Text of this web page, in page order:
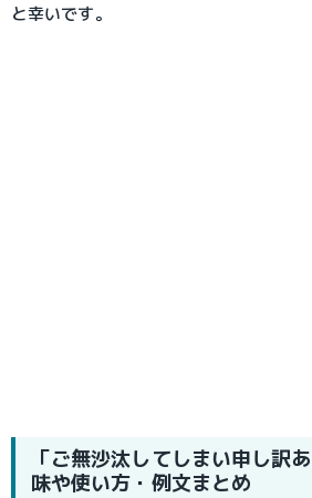
と幸いです。
「ご無沙汰してしまい申し訳
味や使い方・例文まとめ